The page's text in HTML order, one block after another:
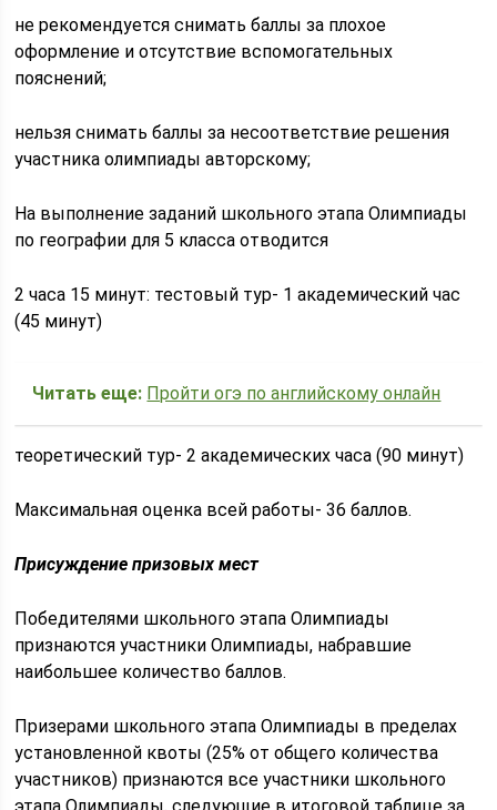
не рекомендуется снимать баллы за плохое
оформление и отсутствие вспомогательных
пояснений;
нельзя снимать баллы за несоответствие решения
участника олимпиады авторскому;
На выполнение заданий школьного этапа Олимпиады
по географии для 5 класса отводится
2 часа 15 минут: тестовый тур- 1 академический час
(45 минут)
Читать еще: Пройти огэ по английскому онлайн
теоретический тур- 2 академических часа (90 минут)
Максимальная оценка всей работы- 36 баллов.
Присуждение призовых мест
Победителями школьного этапа Олимпиады
признаются участники Олимпиады, набравшие
наибольшее количество баллов.
Призерами школьного этапа Олимпиады в пределах
установленной квоты (25% от общего количества
участников) признаются все участники школьного